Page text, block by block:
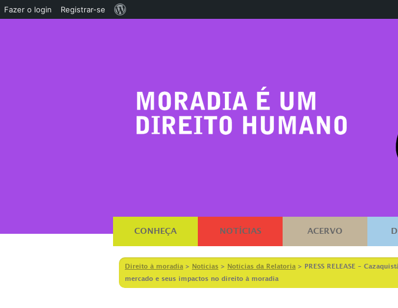
CONHEÇA NOTÍCIAS ACERVO
Direito à moradia > Notícias > Notícias da Relatoria >
PRESS RELEASE –
mercado e seus impactos no direito à moradia
Fazer o login Registrar-se